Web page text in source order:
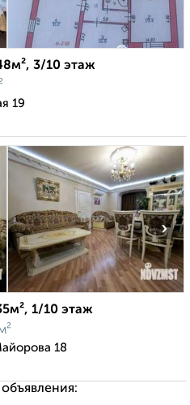
3/10 этаж
19
›
1/10 этаж
18